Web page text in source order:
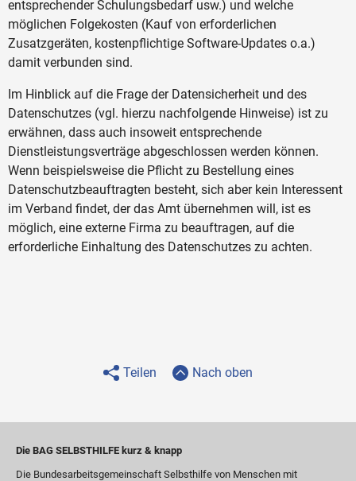
entsprechender Schulungsbedarf usw.) und welche
möglichen Folgekosten (Kauf von erforderlichen
Zusatzgeräten, kostenpflichtige Software-Updates o.a.)
damit verbunden sind.
Im Hinblick auf die Frage der Datensicherheit und des
Datenschutzes (vgl. hierzu nachfolgende Hinweise) ist zu
erwähnen, dass auch insoweit entsprechende
Dienstleistungsverträge abgeschlossen werden können.
Wenn beispielsweise die Pflicht zu Bestellung eines
Datenschutzbeauftragten besteht, sich aber kein Interessent
im Verband findet, der das Amt übernehmen will, ist es
möglich, eine externe Firma zu beauftragen, auf die
erforderliche Einhaltung des Datenschutzes zu achten.
Teilen Nach oben
Die BAG SELBSTHILFE kurz & knapp
Die Bundesarbeitsgemeinschaft Selbsthilfe von Menschen mit